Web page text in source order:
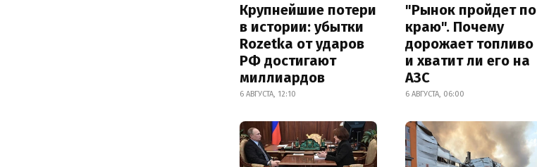
Крупнейшие потери
в истории: убытки
Rozetka от ударов
РФ достигают
миллиардов
6 АВГУСТА, 12:10
"Рынок пройдет по
краю". Почему
дорожает топливо
и хватит ли его на
АЗС
6 АВГУСТА, 06:00